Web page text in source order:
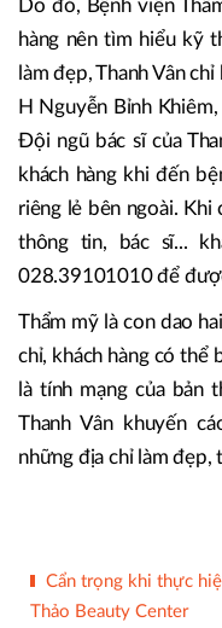
Do đó, Bệnh viện
hàng nên tìm hiểu kỹ
làm đẹp, Thanh Vân
H Nguyễn Bỉnh
Đội ngũ bác sĩ của
khách hàng khi đến
riêng lẻ bên ngoài. Khi
thông tin, bác sĩ...
028.39101010 để
Thẩm mỹ là con dao
chỉ, khách hàng có thể
là tính mạng của bản
Thanh Vân khuyến
những địa chỉ làm đẹp,
Cẩn trọng khi thực
Thảo Beauty Center